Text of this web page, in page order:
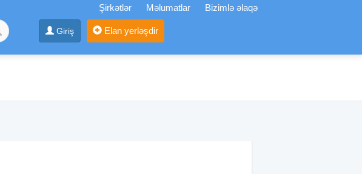
Şirkətlər Məlumatlar Bizimlə əlaqə
Giriş Elan yerləşdir